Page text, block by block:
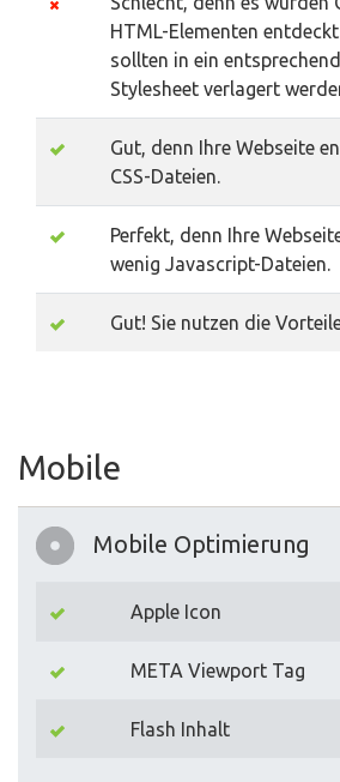
HTML-Elementen
sollten in ein
Stylesheet verlagert
Gut, denn Ihre Webseite
CSS-Dateien.
Perfekt, denn Ihre
wenig Javascript-Dateien.
Gut! Sie nutzen die
Mobile
Mobile Optimierung
Apple Icon
META Viewport Tag
Flash Inhalt